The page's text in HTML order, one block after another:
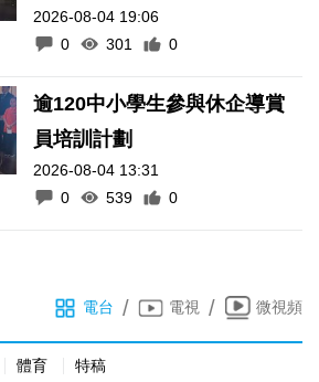
2026-08-04 19:06
0
301 0
逾120中小學生參與休企導賞
員培訓計劃
2026-08-04 13:31
0
539 0
電台 / 電視 / 微視頻
體育 特稿